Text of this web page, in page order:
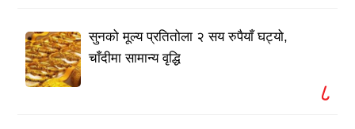
सुनको मूल्य प्रतितोला २ सय रुपैयाँ घट्यो,
चाँदीमा सामान्य वृद्धि
८